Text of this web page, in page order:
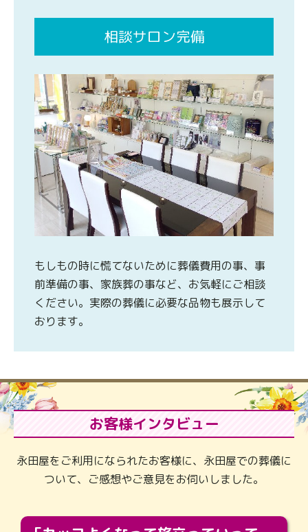
相談サロン完備
もしもの時に慌てないために葬儀費用の事、事
前準備の事、家族葬の事など、お気軽にご相談
ください。実際の葬儀に必要な品物も展示して
おります。
お客様インタビュー
永田屋をご利用になられたお客様に、永田屋での葬儀に
ついて、ご感想やご意見をお伺いしました。